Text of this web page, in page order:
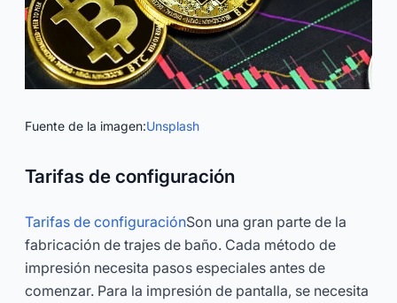
Fuente de la imagen:Unsplash
Tarifas de configuración
Tarifas de configuraciónSon una gran parte de la
fabricación de trajes de baño. Cada método de
impresión necesita pasos especiales antes de
comenzar. Para la impresión de pantalla, se necesita